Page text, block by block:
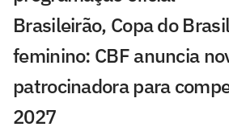
Brasileirão, Copa do
feminino: CBF anuncia
patrocinadora para
2027